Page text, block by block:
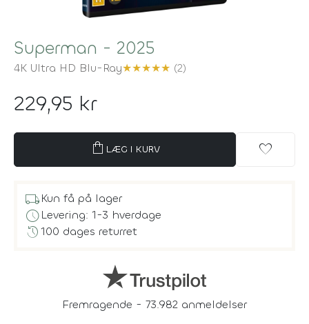
Superman - 2025
4K Ultra HD Blu-Ray★★★★★ (2)
229,95 kr
shopping_bag LÆG I KURV favorite
local_shippingKun få på lager
scheduleLevering: 1-3 hverdage
history100 dages returret
Fremragende - 73.982 anmeldelser